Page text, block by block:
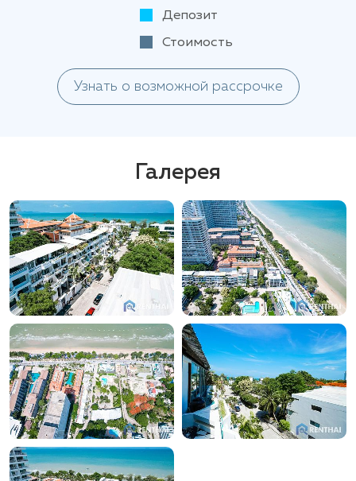
Депозит
Стоимость
Узнать о возможной рассрочке
Галерея